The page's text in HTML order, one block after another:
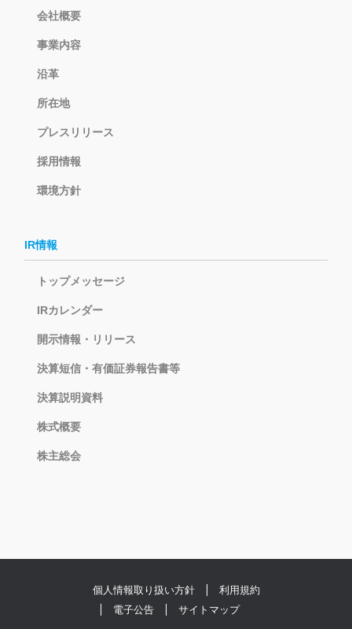
会社概要
事業内容
沿革
所在地
プレスリリース
採用情報
環境方針
IR情報
トップメッセージ
IRカレンダー
開示情報・リリース
決算短信・有価証券報告書等
決算説明資料
株式概要
株主総会
個人情報取り扱い方針
利用規約
電子公告
サイトマップ